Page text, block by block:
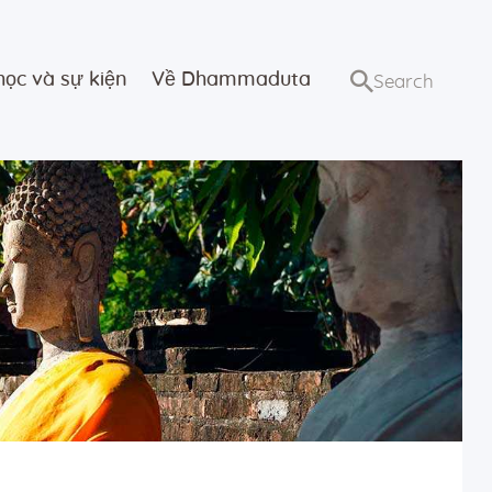
và sự kiện Về Dhammaduta